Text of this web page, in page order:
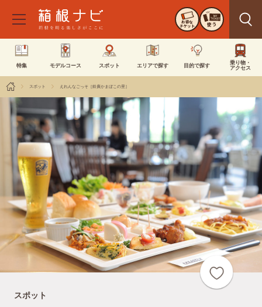
お得な
チケット 使う
特集 モデルコース スポット エリアで探す 目的で探す
乗り物・
アクセス
スポット えれんなごっそ［鈴廣かまぼこの里］
スポット